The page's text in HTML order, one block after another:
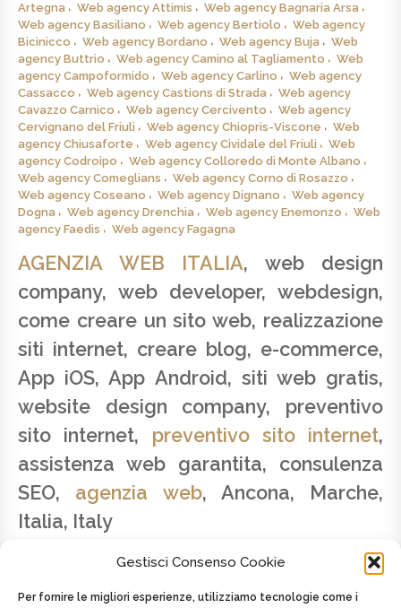
Gestisci Consenso Cookie
Per fornire le migliori esperienze, utilizziamo tecnologie come i
Artegna
Web agency Attimis
Web agency Bagnaria Arsa
Web agency Basiliano
Web agency Bertiolo
Web agency
Bicinicco
Web agency Bordano Web agency Buja
Web
agency Buttrio
Web agency Camino al Tagliamento
Web
agency Campoformido
Web agency Carlino
Web agency
Cassacco
Web agency Castions di Strada
Web agency
Cavazzo Carnico
Web agency Cercivento
Web agency
Cervignano del Friuli
Web agency Chiopris-Viscone
Web
agency Chiusaforte
Web agency Cividale del Friuli
Web
agency Codroipo
Web agency Colloredo di Monte Albano
Web agency Comeglians
Web agency Corno di Rosazzo
Web agency Coseano
Web agency Dignano
Web agency
Dogna
Web agency Drenchia Web agency Enemonzo
Web
agency Faedis
Web agency Fagagna
AGENZIA WEB ITALIA, web design
company, web developer, webdesign,
come creare un sito web, realizzazione
siti internet, creare blog, e-commerce,
App iOS, App Android, siti web gratis,
website design company, preventivo
sito internet, preventivo sito internet,
assistenza web garantita, consulenza
SEO, agenzia web, Ancona, Marche,
Italia, Italy